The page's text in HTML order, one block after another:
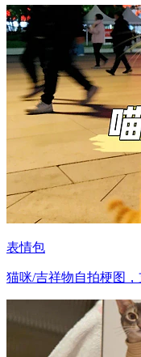
表情包
猫咪/吉祥物自拍梗图，